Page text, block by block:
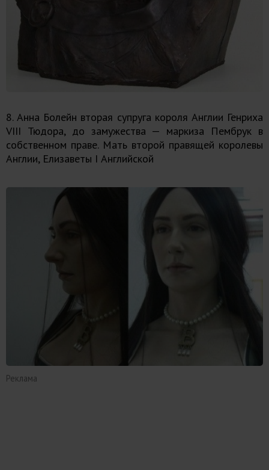
8. Анна Болейн вторая супруга короля Англии Генриха
VIII Тюдора, до замужества — маркиза Пембрук в
собственном праве. Мать второй правящей королевы
Англии, Елизаветы I Английской
Реклама